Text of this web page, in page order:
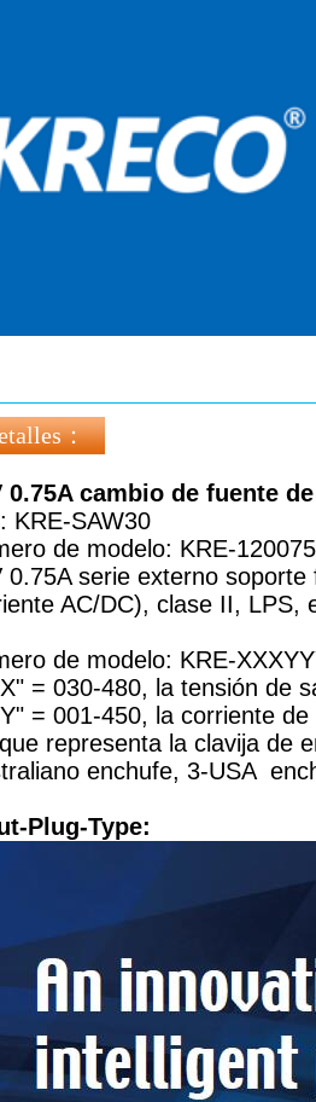
：
0.75A cambio de fuente
KRE-SAW30
de modelo: KRE-
0.75A serie externo
AC/DC), clase II, LPS,
de modelo: KRE-
= 030-480, la tensión de
= 001-450, la corriente
representa la clavija de
enchufe, 3-USA
Plug-Type: